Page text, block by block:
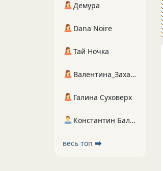
Демура
Dana Noire
Тай Ночка
Валентина_Захарова
Галина Суховерх
Константин Балухта
весь топ ⮕